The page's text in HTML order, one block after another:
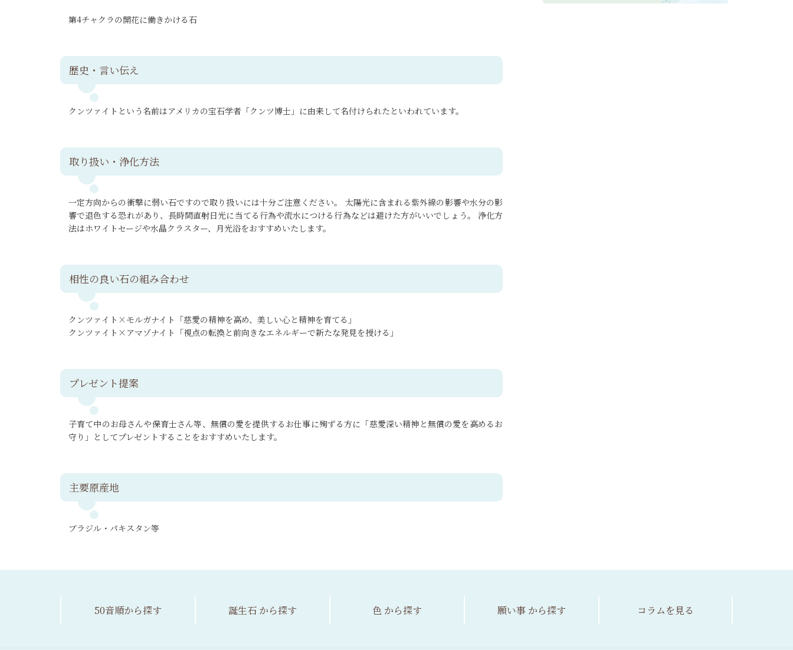
第4チャクラの開花に働きかける石
歴史・言い伝え
クンツァイトという名前はアメリカの宝石学者「クンツ博士」に由来して名付けられたといわれています。
取り扱い・浄化方法
一定方向からの衝撃に弱い石ですので取り扱いには十分ご注意ください。 太陽光に含まれる紫外線の影響や水分の影
響で退色する恐れがあり、長時間直射日光に当てる行為や流水につける行為などは避けた方がいいでしょう。 浄化方
法はホワイトセージや水晶クラスター、月光浴をおすすめいたします。
相性の良い石の組み合わせ
クンツァイト×モルガナイト「慈愛の精神を高め、美しい心と精神を育てる」
クンツァイト×アマゾナイト「視点の転換と前向きなエネルギーで新たな発見を授ける」
プレゼント提案
子育て中のお母さんや保育士さん等、無償の愛を提供するお仕事に殉ずる方に「慈愛深い精神と無償の愛を高めるお
守り」としてプレゼントすることをおすすめいたします。
主要原産地
ブラジル・パキスタン等
50音順から探す 誕生石 から探す 色 から探す 願い事 から探す コラムを見る